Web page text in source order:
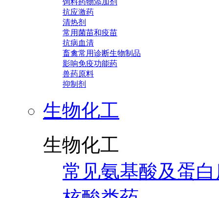
饲料药物添加剂
抗应激药
清热剂
常用菌苗和疫苗
抗病血清
畜禽常用诊断生物制品
影响免疫功能药
兽药原料
抑制剂
生物化工
生物化工
常见氨基酸及蛋